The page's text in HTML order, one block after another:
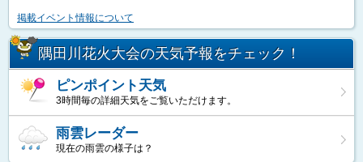
掲載イベント情報について
隅田川花火大会の天気予報をチェック！
ピンポイント天気
3時間毎の詳細天気をご覧いただけます。
雨雲レーダー
現在の雨雲の様子は？